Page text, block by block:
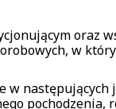
oraz
w
pochodzenia,